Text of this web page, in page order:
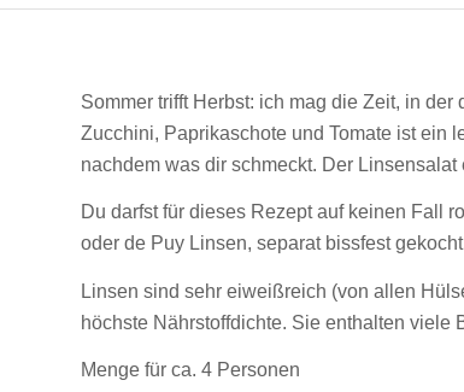
Sommer trifft Herbst: ich mag die Zeit, in
Zucchini, Paprikaschote und Tomate ist ein
nachdem was dir schmeckt. Der
Du darfst für dieses Rezept auf keinen Fall
oder de Puy Linsen, separat bissfest
Linsen sind sehr eiweißreich (von allen
höchste Nährstoffdichte. Sie enthalten viele
Menge für ca. 4 Personen